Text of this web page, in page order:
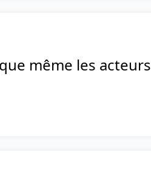
même les acteurs